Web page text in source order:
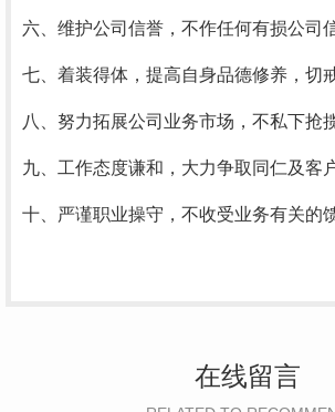
六、维护公司信誉，不作任何有损公司
七、着装得体，提高自身品德修养，切
八、努力拓展公司业务市场，不私下抢
九、工作态度谦和，大力争取同仁及客
十、严谨职业操守，不收受业务有关的
在线留言